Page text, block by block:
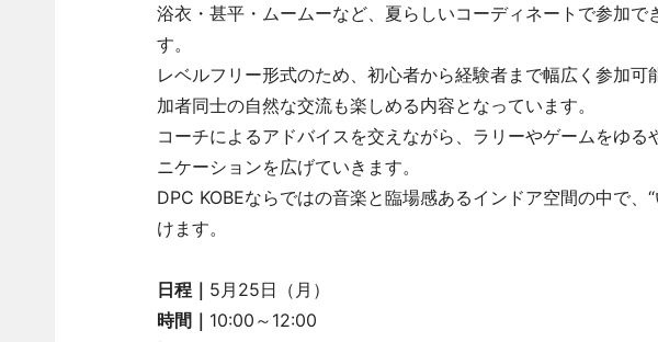
浴衣・甚平・ムームーなど、夏らしいコーディネートで参加
す。
レベルフリー形式のため、初心者から経験者まで幅広く参加
加者同士の自然な交流も楽しめる内容となっています。
コーチによるアドバイスを交えながら、ラリーやゲームをゆ
ニケーションを広げていきます。
DPC KOBEならではの音楽と臨場感あるインドア空間の中で、
けます。
日程｜ 5月25日（月）
時間｜ 10:00～12:00